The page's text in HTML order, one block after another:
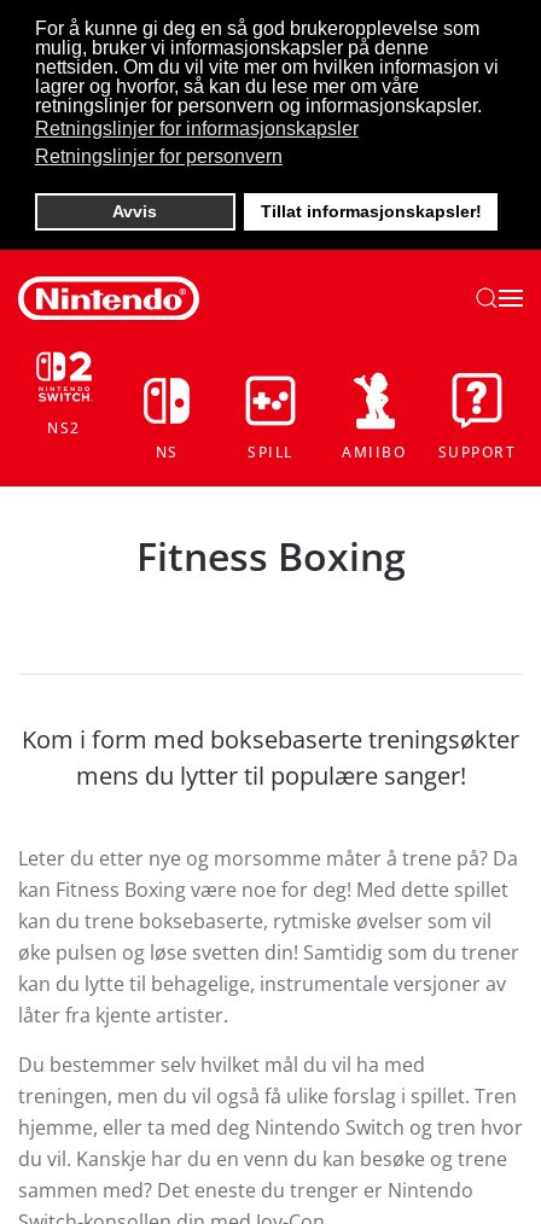
For å kunne gi deg en så god brukeropplevelse som
mulig, bruker vi informasjonskapsler på denne
nettsiden. Om du vil vite mer om hvilken informasjon vi
lagrer og hvorfor, så kan du lese mer om våre
retningslinjer for personvern og informasjonskapsler.
Retningslinjer for informasjonskapsler
Retningslinjer for personvern
Avvis Tillat informasjonskapsler!
Skip to main content
NS2
NS
SPILL AMIIBO SUPPORT
Fitness Boxing
Kom i form med boksebaserte treningsøkter
mens du lytter til populære sanger!
Leter du etter nye og morsomme måter å trene på? Da
kan Fitness Boxing være noe for deg! Med dette spillet
kan du trene boksebaserte, rytmiske øvelser som vil
øke pulsen og løse svetten din! Samtidig som du trener
kan du lytte til behagelige, instrumentale versjoner av
låter fra kjente artister.
Du bestemmer selv hvilket mål du vil ha med
treningen, men du vil også få ulike forslag i spillet. Tren
hjemme, eller ta med deg Nintendo Switch og tren hvor
du vil. Kanskje har du en venn du kan besøke og trene
sammen med? Det eneste du trenger er Nintendo